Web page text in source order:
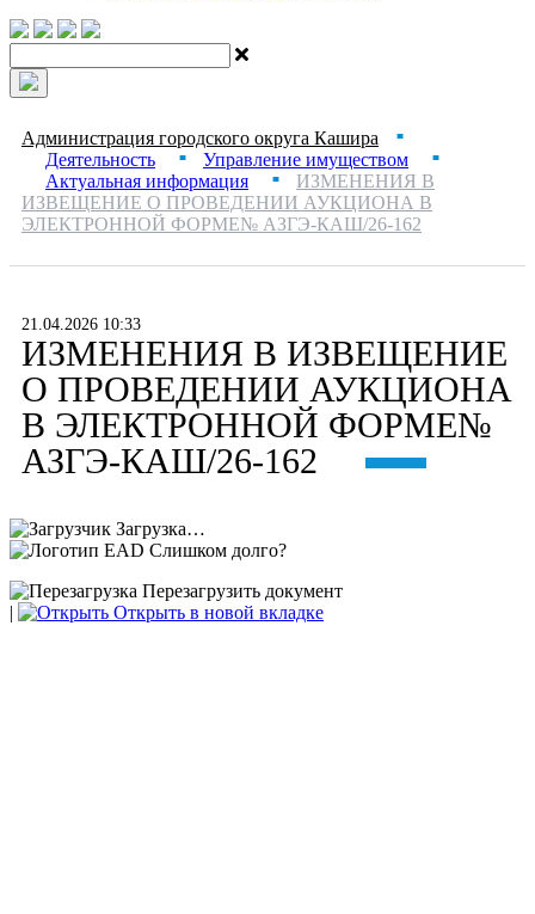
Администрация городского округа Кашира ■
Деятельность ■ Управление имуществом ■
Актуальная информация ■
ИЗМЕНЕНИЯ В
ИЗВЕЩЕНИЕ О ПРОВЕДЕНИИ АУКЦИОНА В
ЭЛЕКТРОННОЙ ФОРМЕ№ АЗГЭ-КАШ/26-162
21.04.2026 10:33
ИЗМЕНЕНИЯ В ИЗВЕЩЕНИЕ
О ПРОВЕДЕНИИ АУКЦИОНА
В ЭЛЕКТРОННОЙ ФОРМЕ№
АЗГЭ-КАШ/26-162
Загрузка…
Слишком долго?
Перезагрузить документ
|
Открыть в новой вкладке